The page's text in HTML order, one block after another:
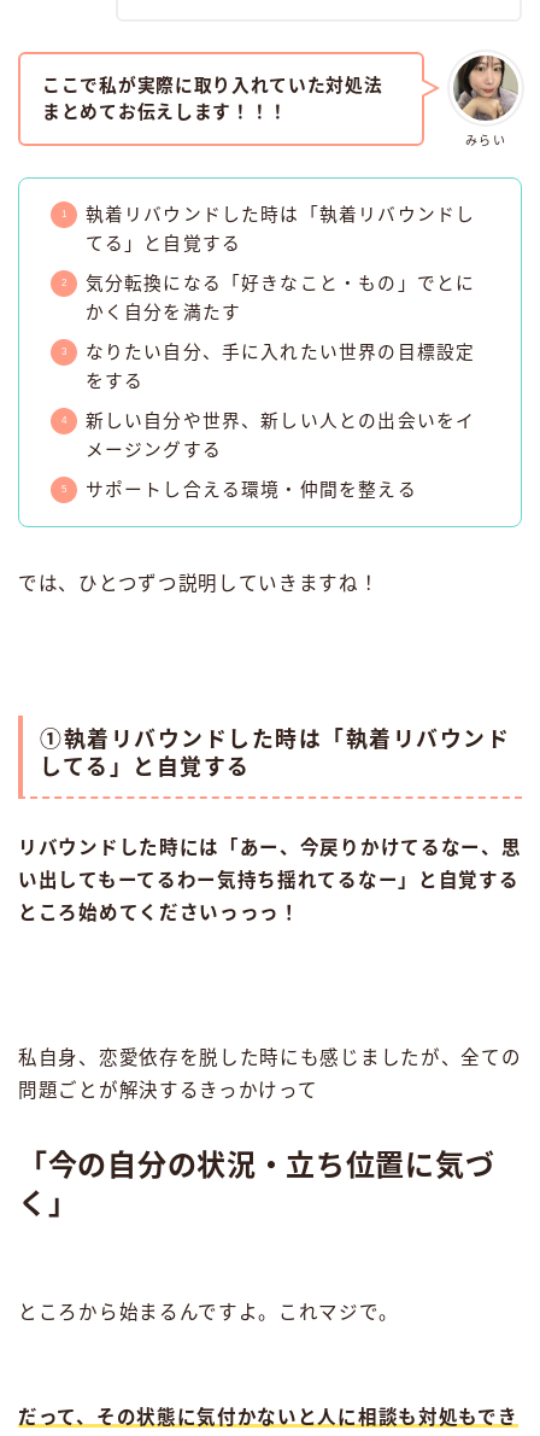
みらい
ここで私が実際に取り入れていた対処法
まとめてお伝えします！！！
執着リバウンドした時は「執着リバウンドし
てる」と自覚する
気分転換になる「好きなこと・もの」でとに
かく自分を満たす
なりたい自分、手に入れたい世界の目標設定
をする
新しい自分や世界、新しい人との出会いをイ
メージングする
サポートし合える環境・仲間を整える
では、ひとつずつ説明していきますね！
①執着リバウンドした時は「執着リバウンド
してる」と自覚する
リバウンドした時には「あー、今戻りかけてるなー、思
い出してもーてるわー気持ち揺れてるなー」と自覚する
ところ始めてくださいっっっ！
私自身、恋愛依存を脱した時にも感じましたが、全ての
問題ごとが解決するきっかけって
「今の自分の状況・立ち位置に気づ
く」
ところから始まるんですよ。これマジで。
だって、その状態に気付かないと人に相談も対処もでき